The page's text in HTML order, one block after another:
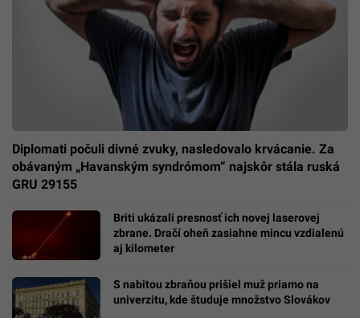
Diplomati počuli divné zvuky, nasledovalo krvácanie. Za
obávaným „Havanským syndrómom“ najskôr stála ruská
GRU 29155
Briti ukázali presnosť ich novej laserovej
zbrane. Dračí oheň zasiahne mincu vzdialenú
aj kilometer
S nabitou zbraňou prišiel muž priamo na
univerzitu, kde študuje množstvo Slovákov